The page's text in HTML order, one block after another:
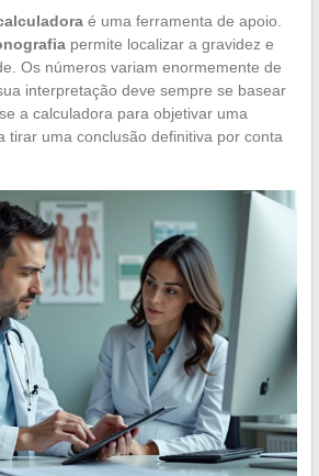
é uma ferramenta de apoio.
permite localizar a gravidez e
Os números variam enormemente de
interpretação deve sempre se basear
a calculadora para objetivar uma
tirar uma conclusão definitiva por conta